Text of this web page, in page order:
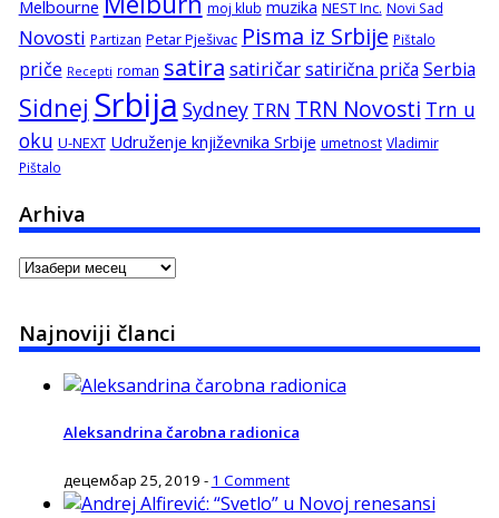
Melbourne moj klub muzika NEST Inc. Novi Sad
Novosti Partizan Petar Pješivac Pisma iz Srbije Pištalo
priče Recepti roman satira satiričarsatirična priča Serbia
Sidnej Srbija Sydney TRN TRN Novosti Trn u
oku U-NEXT Udruženje književnika Srbije umetnost Vladimir
Pištalo
Arhiva
Arhiva
Najnoviji članci
Aleksandrina čarobna radionica
децембар 25, 2019 - 1 Comment